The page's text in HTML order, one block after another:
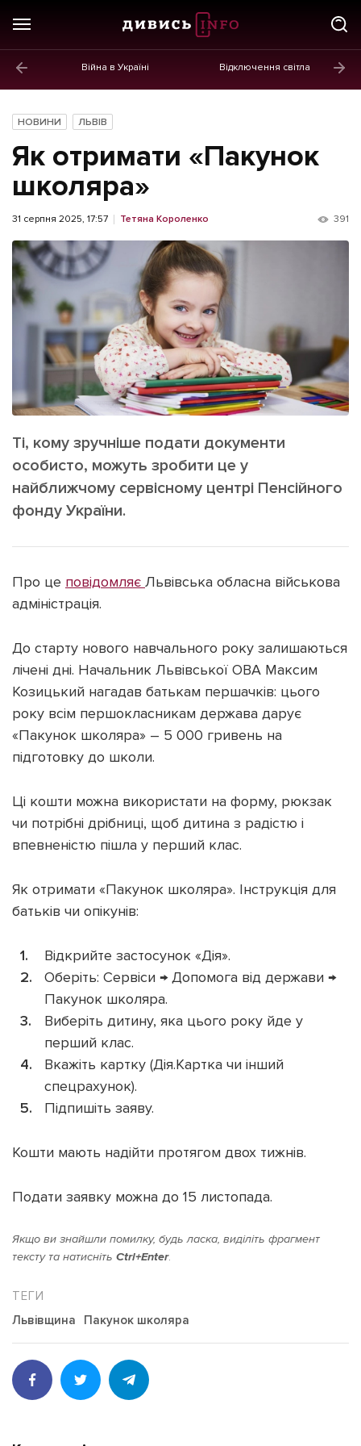
Війна в Україні Відключення світла
Новини
Політика
Економіка
Бізнес
Життя
Культура
Афіша
Інтерв'ю
Репортаж
Розслідування
Погляди
Прес-релізи
Made in Lviv
Політика конфіденційності
Наші соц мережі
Підтримати dyvys.info
НОВИНИ ЛЬВІВ
Як отримати «Пакунок
школяра»
31 серпня 2025, 17:57 Тетяна Короленко 391
Ті, кому зручніше подати документи
особисто, можуть зробити це у
найближчому сервісному центрі Пенсійного
фонду України.
Про це повідомляє Львівська обласна військова
адміністрація.
До старту нового навчального року залишаються
лічені дні. Начальник Львівської ОВА Максим
Козицький нагадав батькам першачків: цього
року всім першокласникам держава дарує
«Пакунок школяра» – 5 000 гривень на
підготовку до школи.
Ці кошти можна використати на форму, рюкзак
чи потрібні дрібниці, щоб дитина з радістю і
впевненістю пішла у перший клас.
Як отримати «Пакунок школяра». Інструкція для
батьків чи опікунів:
Відкрийте застосунок «Дія».
Оберіть: Сервіси → Допомога від держави →
Пакунок школяра.
Виберіть дитину, яка цього року йде у
перший клас.
Вкажіть картку (Дія.Картка чи інший
спецрахунок).
Підпишіть заяву.
Кошти мають надійти протягом двох тижнів.
Подати заявку можна до 15 листопада.
Якщо ви знайшли помилку, будь ласка, виділіть фрагмент
тексту та натисніть Ctrl+Enter.
Львівщина Пакунок школяра